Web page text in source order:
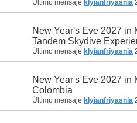
Último mensaje klyianfriyasnia
New Year's Eve 2027 in
Tandem Skydive
Último mensaje klyianfriyasnia
New Year's Eve 2027 in
Colombia
Último mensaje klyianfriyasnia